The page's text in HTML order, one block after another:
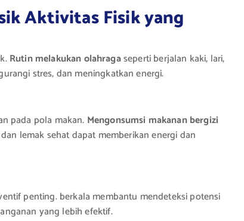
Aktivitas Fisik yang
Rutin melakukan olahragaseperti berjalan kaki, lari,
stres, dan meningkatkan energi.
pada pola makan. Mengonsumsi makanan bergizi
lemak sehat dapat memberikan energi dan
penting. berkala membantu mendeteksi potensi
yang lebih efektif.